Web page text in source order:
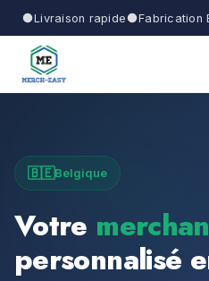
Livraison rapide Fabrication
🇧🇪Belgique
Votre
personnalisé